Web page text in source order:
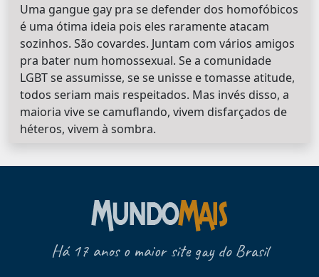
Uma gangue gay pra se defender dos homofóbicos
é uma ótima ideia pois eles raramente atacam
sozinhos. São covardes. Juntam com vários amigos
pra bater num homossexual. Se a comunidade
LGBT se assumisse, se se unisse e tomasse atitude,
todos seriam mais respeitados. Mas invés disso, a
maioria vive se camuflando, vivem disfarçados de
héteros, vivem à sombra.
Há 17 anos o maior site gay do Brasil